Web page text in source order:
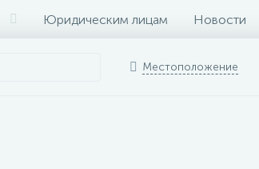
Юридическим лицам Новости
Местоположение